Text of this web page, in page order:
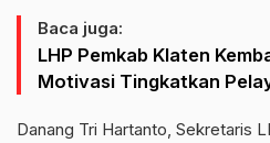
Baca juga:
LHP Pemkab Klaten
Motivasi Tingkatkan
Danang Tri Hartanto, Sekretaris